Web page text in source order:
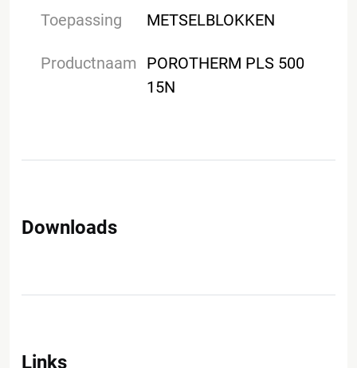
Toepassing METSELBLOKKEN
Productnaam
POROTHERM PLS 500
15N
Downloads
Links